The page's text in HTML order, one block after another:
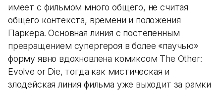
имеет с фильмом много общего, не считая
общего контекста, времени и положения
Паркера. Основная линия с постепенным
превращением супергероя в более «паучью»
форму явно вдохновлена комиксом The Other:
Evolve or Die, тогда как мистическая и
злодейская линия фильма уже выходит за рамки